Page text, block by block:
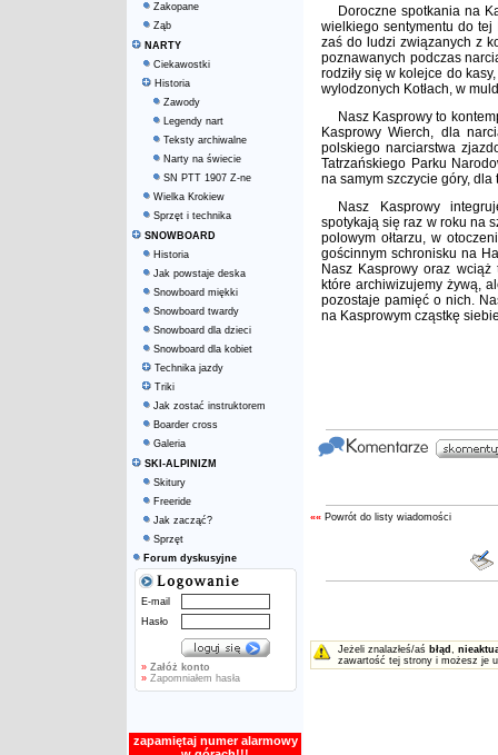
Zakopane
Ząb
NARTY
Ciekawostki
Historia
Zawody
Legendy nart
Teksty archiwalne
Narty na świecie
SN PTT 1907 Z-ne
Wielka Krokiew
Sprzęt i technika
SNOWBOARD
Historia
Jak powstaje deska
Snowboard miękki
Snowboard twardy
Snowboard dla dzieci
Snowboard dla kobiet
Technika jazdy
Triki
Jak zostać instruktorem
Boarder cross
Galeria
SKI-ALPINIZM
Skitury
Freeride
Jak zacząć?
Sprzęt
Forum dyskusyjne
E-mail
Hasło
» Załóż konto
»Zapomniałem hasła
zapamiętaj numer alarmowy
Doroczne spotkania na
wielkiego sentymentu do tej
zaś do ludzi związanych z
poznawanych podczas
rodziły się w kolejce do
wylodzonych Kotłach, w
Nasz Kasprowy to
Kasprowy Wierch, dla
polskiego narciarstwa
Tatrzańskiego Parku
na samym szczycie góry, dla
Nasz Kasprowy
spotykają się raz w roku na
polowym ołtarzu, w
gościnnym schronisku na
Nasz Kasprowy oraz wciąż
które archiwizujemy żywą,
pozostaje pamięć o nich.
na Kasprowym cząstkę
«« Powrót do listy wiadomości
Jeżeli znalazłeś/aś błąd ,
zawartość tej strony i możesz je